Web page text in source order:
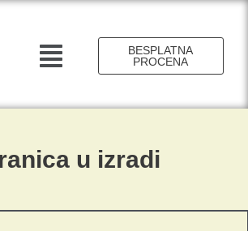
Main
Menu
BESPLATNA
PROCENA
u izradi